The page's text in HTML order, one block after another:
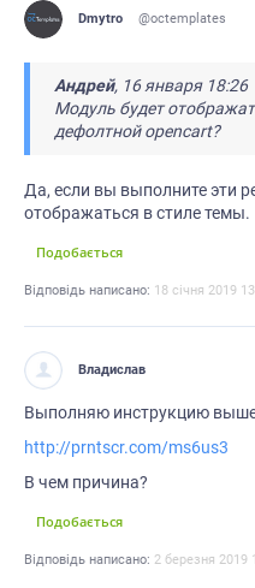
Dmytro @octemplates
Андрей, 16 января 18:26
Модуль будет
дефолтной opencart?
Да, если вы выполните эти
отображаться в стиле темы.
Подобається
Відповідь написано: 18 cічня 2019
Владислав
Выполняю инструкцию
http://prntscr.com/ms6us3
В чем причина?
Подобається
Відповідь написано: 2 березня 2019